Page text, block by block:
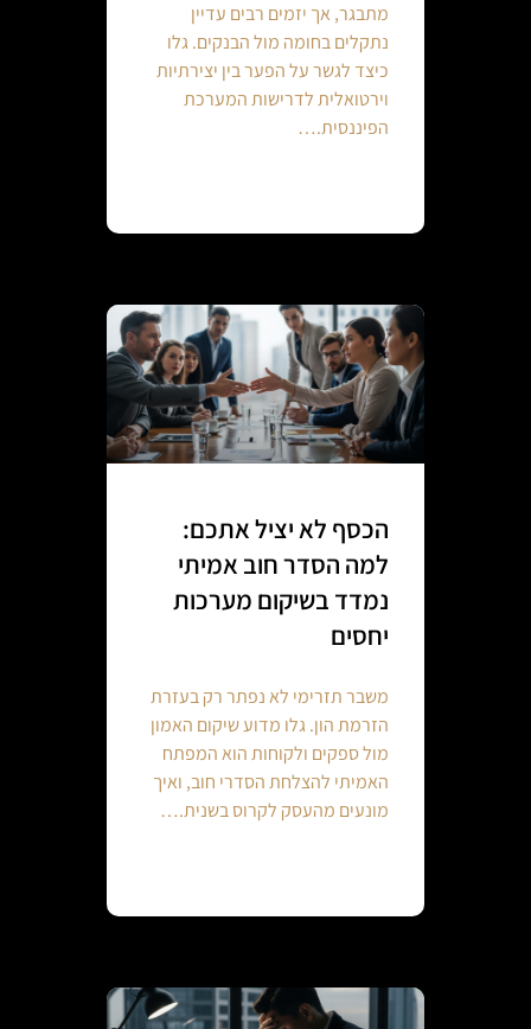
מתבגר, אך יזמים רבים עדיין
נתקלים בחומה מול הבנקים. גלו
כיצד לגשר על הפער בין יצירתיות
וירטואלית לדרישות המערכת
הפיננסית.…
הכסף לא יציל אתכם:
למה הסדר חוב אמיתי
נמדד בשיקום מערכות
יחסים
משבר תזרימי לא נפתר רק בעזרת
הזרמת הון. גלו מדוע שיקום האמון
מול ספקים ולקוחות הוא המפתח
האמיתי להצלחת הסדרי חוב, ואיך
מונעים מהעסק לקרוס בשנית.…